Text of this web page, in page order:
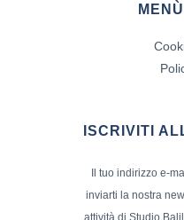
ISCRIVITI
Il tuo indirizzo e-
inviarti la nostra
attività di Studio